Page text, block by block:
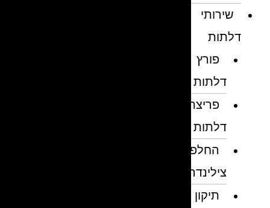
שירותי
דלתות
פורץ
דלתות
פריצת
דלתות
החלפת
צילינדרים
תיקון